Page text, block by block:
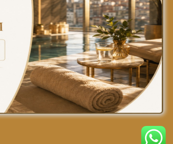
Find yourself at home
in our hotel